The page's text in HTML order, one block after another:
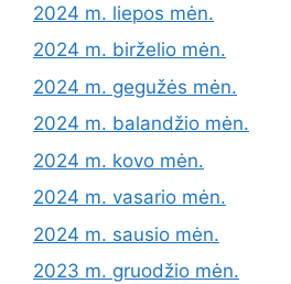
2024 m. liepos mėn.
2024 m. birželio mėn.
2024 m. gegužės mėn.
2024 m. balandžio mėn.
2024 m. kovo mėn.
2024 m. vasario mėn.
2024 m. sausio mėn.
2023 m. gruodžio mėn.